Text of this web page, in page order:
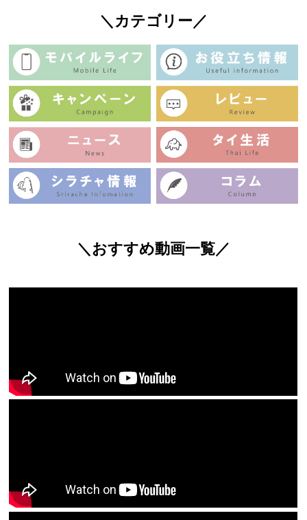
＼カテゴリー／
＼おすすめ動画一覧／